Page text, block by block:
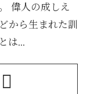
偉人の成しえ
から生まれた訓
は...